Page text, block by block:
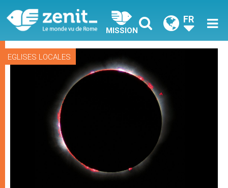
MISSION
FR
EGLISES LOCALES